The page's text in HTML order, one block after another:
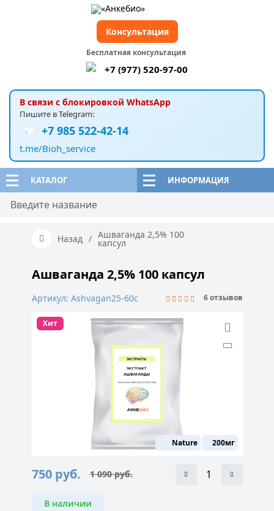
КАТАЛОГ ИНФОРМАЦИЯ
В связи с блокировкой WhatsApp
Пишите в Telegram:
+7 985 522-42-14
t.me/Bioh_service
Бесплатная консультация
+7 (977) 520-97-00
Консультация
Назад / Ашваганда 2,5% 100
капсул
Ашваганда 2,5% 100 капсул
Артикул: Ashvagan25-60c 6 отзывов
Nature 200мг
Хит
1 090руб.
Первоначальная
750 руб.
Текущая
В наличии